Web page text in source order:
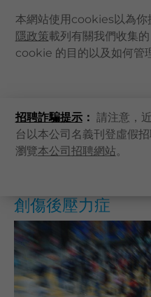
本網站使用cookies以為你
隱政策載列有關我們收集
cookie 的目的以及如何管
招聘詐騙提示： 請注意，
台以本公司名義刊登虛假
瀏覽本公司招聘網站。
主頁
卓健服務
卓健手機App
最新資訊
聯絡我們
搜尋醫療服務
登記 / 登入
主頁 健康資訊 健康專題
創傷後壓力症